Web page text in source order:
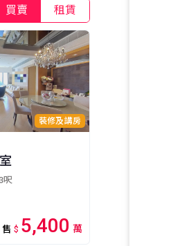
買賣 租賃
裝修及講房
呎
售 $ 5,400 萬